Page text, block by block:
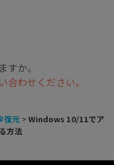
すか。
合わせください。
復元> Windows 10/11でア
方法